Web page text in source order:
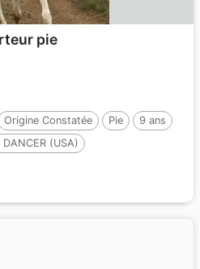
pie
Origine Constatée Pie
9 ans
(USA)